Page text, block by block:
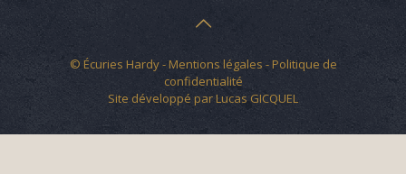
© Écuries Hardy -Mentions légales - Politique de
confidentialité
Site développé parLucas GICQUEL